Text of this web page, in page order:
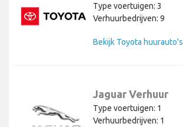
Type voertuigen: 3
Verhuurbedrijven: 9
Bekijk Toyota huurauto's
Jaguar Verhuur
Type voertuigen: 1
Verhuurbedrijven: 1